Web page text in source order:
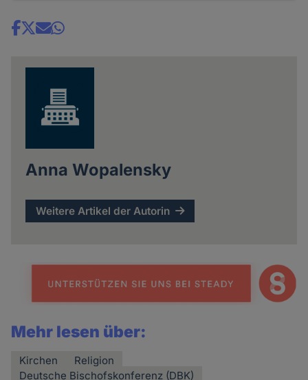
Share
Anna Wopalensky
Weitere Artikel der Autorin
Mehr lesen über:
Kirchen
Religion
Deutsche Bischofskonferenz (DBK)